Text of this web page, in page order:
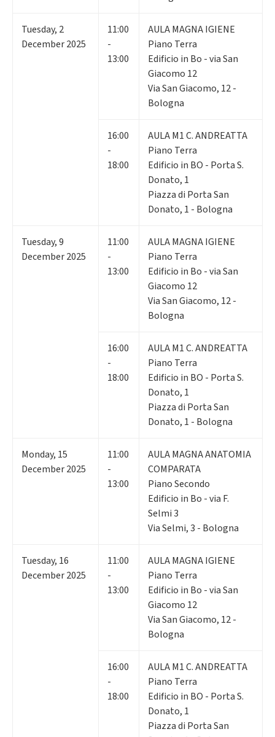
Tuesday, 2
December 2025
11:00
-
13:00
AULA MAGNA IGIENE
Piano Terra
Edificio in Bo - via San
Giacomo 12
Via San Giacomo, 12 -
Bologna
16:00
-
18:00
AULA M1 C. ANDREATTA
Piano Terra
Edificio in BO - Porta S.
Donato, 1
Piazza di Porta San
Donato, 1 - Bologna
Tuesday,9
December 2025
11:00
-
13:00
AULA MAGNA IGIENE
Piano Terra
Edificio in Bo - via San
Giacomo 12
Via San Giacomo, 12 -
Bologna
16:00
-
18:00
AULA M1 C. ANDREATTA
Piano Terra
Edificio in BO - Porta S.
Donato, 1
Piazza di Porta San
Donato, 1 - Bologna
Monday, 15
December 2025
11:00
-
13:00
AULA MAGNA ANATOMIA
COMPARATA
Piano Secondo
Edificio in Bo - via F.
Selmi 3
Via Selmi, 3 - Bologna
Tuesday, 16
December 2025
11:00
-
13:00
AULA MAGNA IGIENE
Piano Terra
Edificio in Bo - via San
Giacomo 12
Via San Giacomo, 12 -
Bologna
16:00
-
18:00
AULA M1 C. ANDREATTA
Piano Terra
Edificio in BO - Porta S.
Donato, 1
Piazza di Porta San